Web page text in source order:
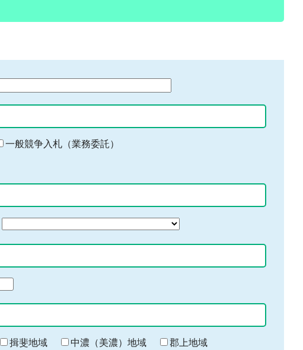
一般競争入札（業務委託）
揖斐地域 中濃（美濃）地域
郡上地域